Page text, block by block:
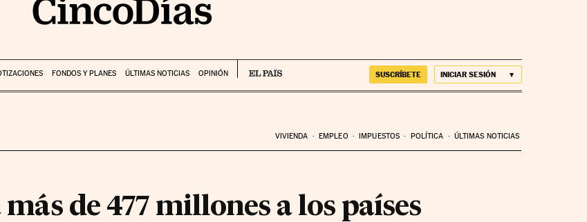
FONDOS Y PLANES ÚLTIMAS NOTICIAS OPINIÓN SUSCRÍBETE INICIAR SESIÓN
VIVIENDA EMPLEO IMPUESTOS POLÍTICA ÚLTIMAS NOTICIAS
de 477 millones a los países